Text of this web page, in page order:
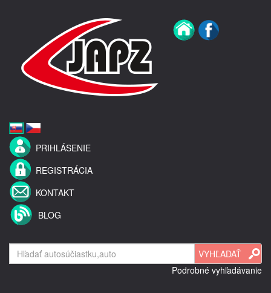
PRIHLÁSENIE
REGISTRÁCIA
KONTAKT
BLOG
Podrobné vyhľadávanie